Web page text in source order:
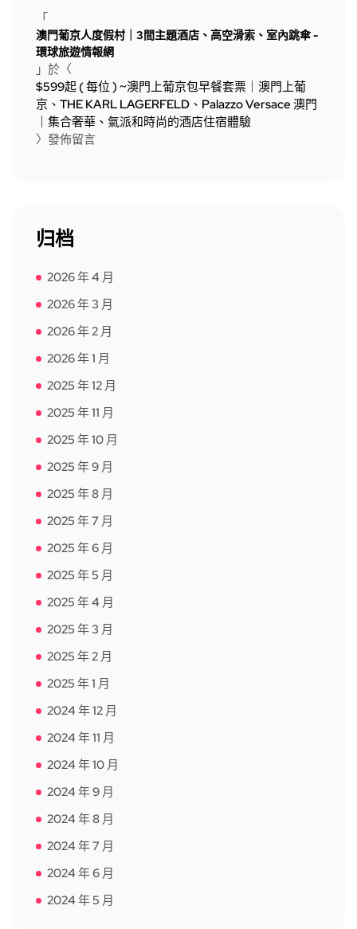
「
澳門葡京人度假村｜3間主題酒店、高空滑索、室內跳傘 -
環球旅遊情報網
」於〈
$599起 ( 每位 ) ~澳門上葡京包早餐套票｜澳門上葡
京、THE KARL LAGERFELD、Palazzo Versace 澳門
｜集合奢華、氣派和時尚的酒店住宿體驗
〉發佈留言
归档
2026 年 4 月
2026 年 3 月
2026 年 2 月
2026 年 1 月
2025 年 12 月
2025 年 11 月
2025 年 10 月
2025 年 9 月
2025 年 8 月
2025 年 7 月
2025 年 6 月
2025 年 5 月
2025 年 4 月
2025 年 3 月
2025 年 2 月
2025 年 1 月
2024 年 12 月
2024 年 11 月
2024 年 10 月
2024 年 9 月
2024 年 8 月
2024 年 7 月
2024 年 6 月
2024 年 5 月